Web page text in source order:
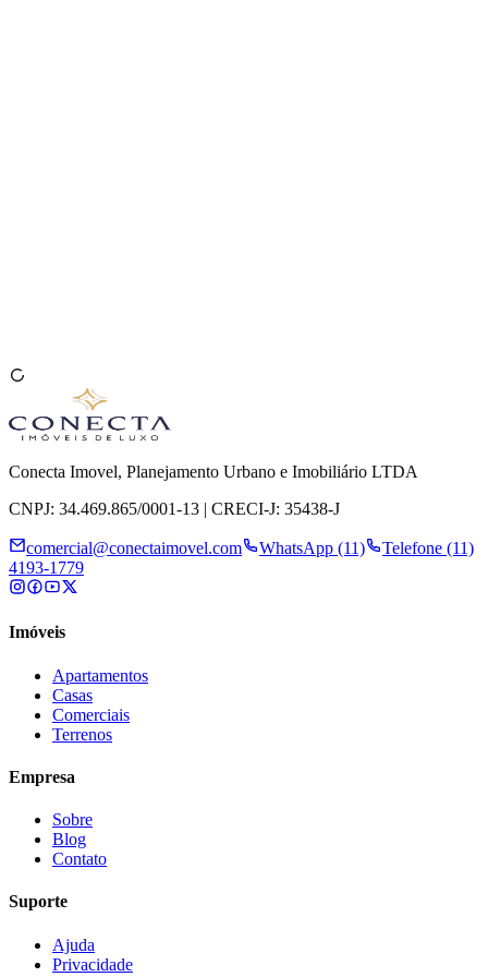
Conecta Imovel, Planejamento Urbano e Imobiliário LTDA
CNPJ: 34.469.865/0001-13 | CRECI-J: 35438-J
comercial@conectaimovel.com WhatsApp (11)
Telefone (11)
4193-1779
Imóveis
Apartamentos
Casas
Comerciais
Terrenos
Empresa
Sobre
Blog
Contato
Suporte
Ajuda
Privacidade